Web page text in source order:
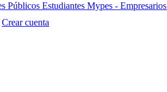
Públicos Estudiantes Mypes - Empresarios
Crear cuenta